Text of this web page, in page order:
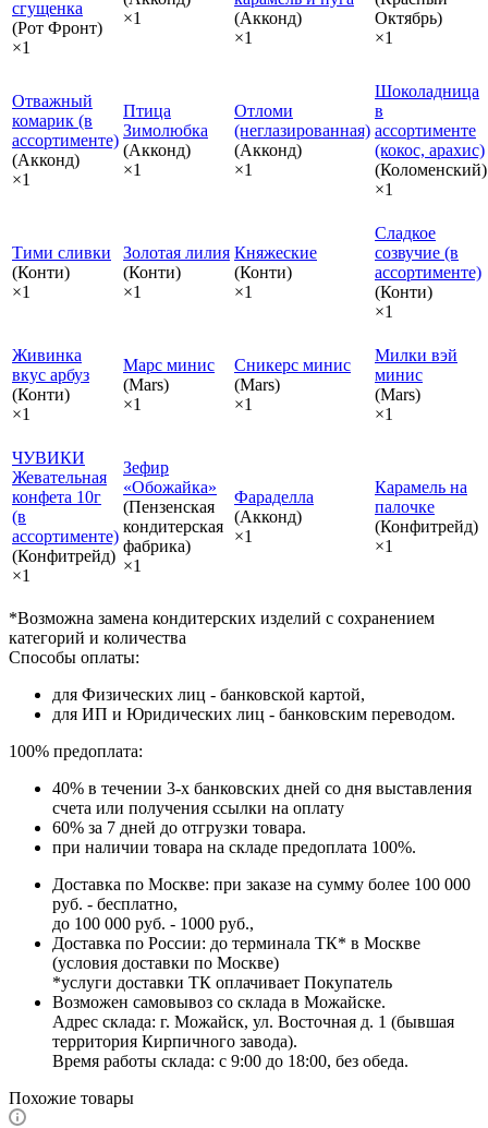
сгущенка
(Рот Фронт)
×1
×1
(Акконд)
×1
Октябрь)
×1
Отважный
комарик (в
ассортименте)
(Акконд)
×1
Птица
Зимолюбка
(Акконд)
×1
Отломи
(неглазированная)
(Акконд)
×1
Шоколадница
в
ассортименте
(кокос, арахис)
(Коломенский)
×1
Тими сливки
(Конти)
×1
Золотая лилия
(Конти)
×1
Княжеские
(Конти)
×1
Сладкое
созвучие (в
ассортименте)
(Конти)
×1
Живинка
вкус арбуз
(Конти)
×1
Марс минис
(Mars)
×1
Сникерс минис
(Mars)
×1
Милки вэй
минис
(Mars)
×1
ЧУВИКИ
Жевательная
конфета 10г
(в
ассортименте)
(Конфитрейд)
×1
Зефир
«Обожайка»
(Пензенская
кондитерская
фабрика)
×1
Фараделла
(Акконд)
×1
Карамель на
палочке
(Конфитрейд)
×1
*Возможна замена кондитерских изделий с сохранением
категорий и количества
Способы оплаты:
для Физических лиц - банковской картой,
для ИП и Юридических лиц - банковским переводом.
100% предоплата:
40% в течении 3-х банковских дней со дня выставления
счета или получения ссылки на оплату
60% за 7 дней до отгрузки товара.
при наличии товара на складе предоплата 100%.
Доставка по Москве: при заказе на сумму более 100 000
руб. - бесплатно,
до 100 000 руб. - 1000 руб.,
Доставка по России: до терминала ТК* в Москве
(условия доставки по Москве)
*услуги доставки ТК оплачивает Покупатель
Возможен самовывоз со склада в Можайске.
Адрес склада: г. Можайск, ул. Восточная д. 1 (бывшая
территория Кирпичного завода).
Время работы склада: с 9:00 до 18:00, без обеда.
Похожие товары